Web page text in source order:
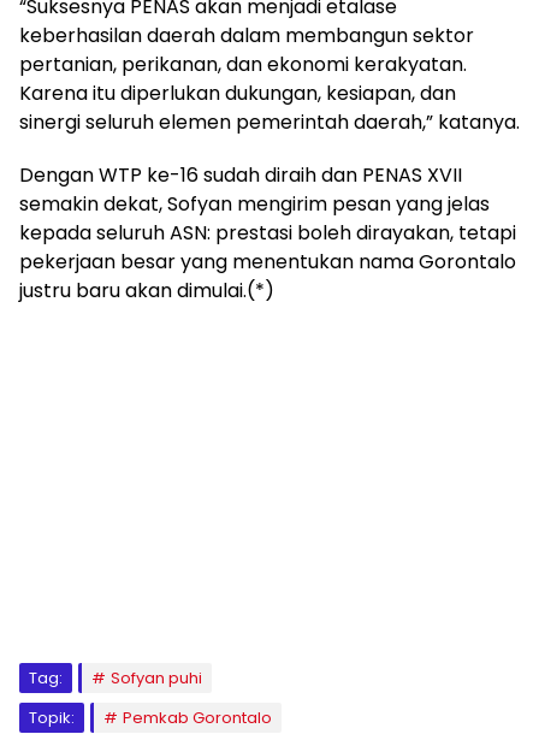
“Suksesnya PENAS akan menjadi etalase
keberhasilan daerah dalam membangun sektor
pertanian, perikanan, dan ekonomi kerakyatan.
Karena itu diperlukan dukungan, kesiapan, dan
sinergi seluruh elemen pemerintah daerah,” katanya.
Dengan WTP ke-16 sudah diraih dan PENAS XVII
semakin dekat, Sofyan mengirim pesan yang jelas
kepada seluruh ASN: prestasi boleh dirayakan, tetapi
pekerjaan besar yang menentukan nama Gorontalo
justru baru akan dimulai.(*)
Tag:
Sofyan puhi
Topik:
Pemkab Gorontalo